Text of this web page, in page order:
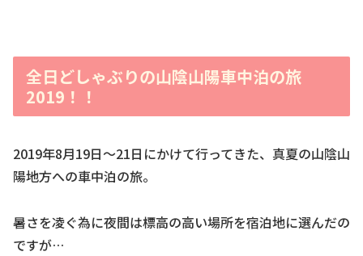
全日どしゃぶりの山陰山陽車中泊の旅
2019！！
2019年8月19日～21日にかけて行ってきた、真夏の山陰山
陽地方への車中泊の旅。
暑さを凌ぐ為に夜間は標高の高い場所を宿泊地に選んだの
ですが…